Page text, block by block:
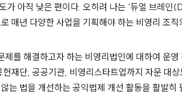
가 아직 낮은 편이다. 오히려 나는 ‘듀얼 브레
매년 다양한 사업을 기획해야 하는 비영리 조
제를 해결하고자 하는 비영리법인에 대하여 운
재단, 공공기관, 비영리스타트업까지 자문 대
는 법을 개선하는 공익법제 개선 활동을 활발